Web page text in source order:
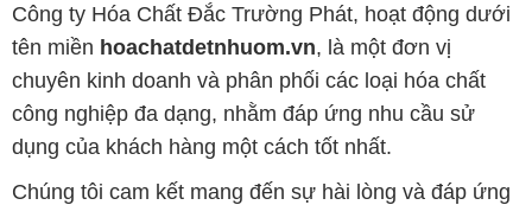
Công ty Hóa Chất Đắc Trường Phát, hoạt động dưới
tên miền hoachatdetnhuom.vn, là một đơn vị
chuyên kinh doanh và phân phối các loại hóa chất
công nghiệp đa dạng, nhằm đáp ứng nhu cầu sử
dụng của khách hàng một cách tốt nhất.
Chúng tôi cam kết mang đến sự hài lòng và đáp ứng